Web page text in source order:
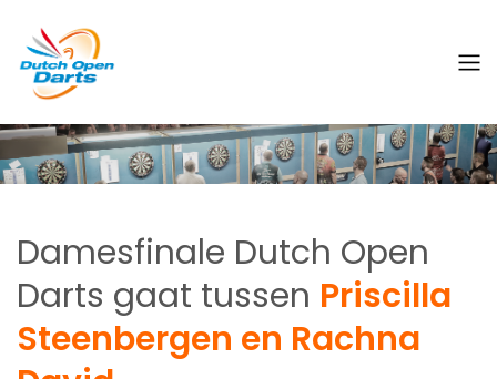
Damesfinale Dutch Open
Darts gaat tussen Priscilla
Steenbergen en Rachna